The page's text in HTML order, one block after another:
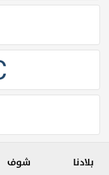
بلادنا
شوف